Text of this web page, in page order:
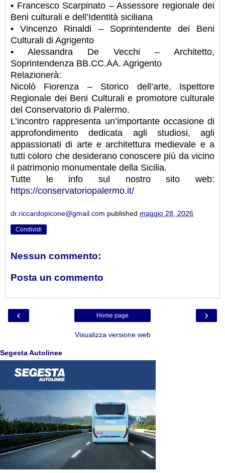
• Francesco Scarpinato – Assessore regionale dei
Beni culturali e dell’Identità siciliana
• Vincenzo Rinaldi – Soprintendente dei Beni
Culturali di Agrigento
• Alessandra De Vecchi – Architetto,
Soprintendenza BB.CC.AA. Agrigento
Relazionerà:
Nicolò Fiorenza – Storico dell’arte, Ispettore
Regionale dei Beni Culturali e promotore culturale
del Conservatorio di Palermo.
L’incontro rappresenta un’importante occasione di
approfondimento dedicata agli studiosi, agli
appassionati di arte e architettura medievale e a
tutti coloro che desiderano conoscere più da vicino
il patrimonio monumentale della Sicilia.
Tutte le info sul nostro sito web:
https://conservatoriopalermo.it/
dr.riccardopicone@gmail.com published maggio 28, 2026
Condividi
Nessun commento:
Posta un commento
‹ ›
Home page
Visualizza versione web
Segesta Autolinee